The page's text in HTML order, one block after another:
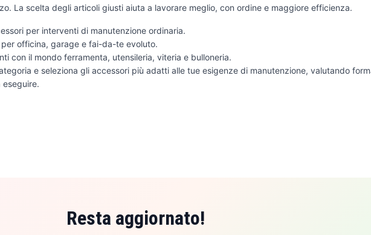
La scelta degli articoli giusti aiuta a lavorare meglio, con ordine e maggiore efficienza.
per interventi di manutenzione ordinaria.
per officina, garage e fai-da-te evoluto.
con il mondo ferramenta, utensileria, viteria e bulloneria.
e seleziona gli accessori più adatti alle tue esigenze di manutenzione, valutando
Resta aggiornato!